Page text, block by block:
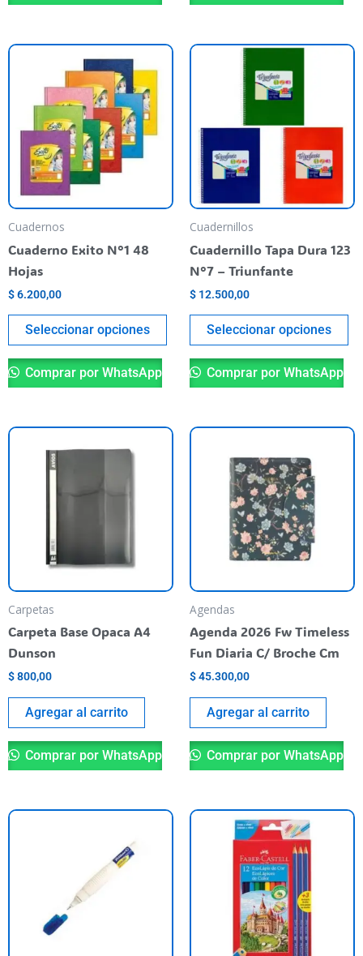
Cuadernos
Cuaderno Exito N°1 48
Hojas
$6.200,00
Seleccionar opciones
Este
variantes.
opciones
se
pueden
elegir
producto
Comprar por WhatsApp
Cuadernillos
Cuadernillo Tapa Dura 123
N°7 – Triunfante
$ 12.500,00
Seleccionar opciones
se
Comprar por WhatsApp
Carpetas
Carpeta Base Opaca A4
Dunson
$800,00
Agregar al carrito
Comprar por WhatsApp
Agendas
Agenda 2026 Fw Timeless
Fun Diaria C/ Broche Cm
$45.300,00
Agregar al carrito
Comprar por WhatsApp